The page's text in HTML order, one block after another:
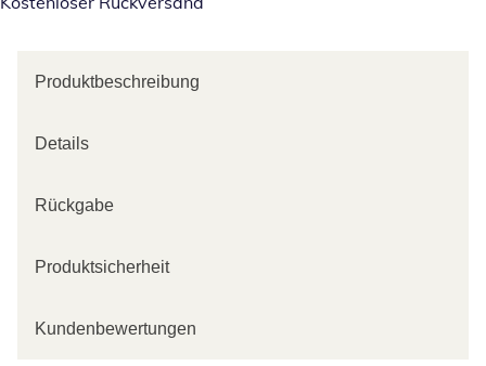
Produktbeschreibung
Details
Rückgabe
Produktsicherheit
Kundenbewertungen